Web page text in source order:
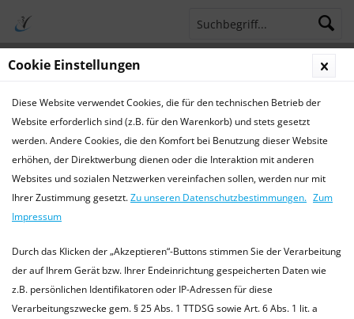
Terminsprechstunde Service Hotline 04421 773770
Krankheiten
Krankheiten bei Kaninchen
Bitte kontaktieren Sie immer einen (fachkundigen) Tierarzt
in Ihrer Nähe....mehr erfahren »
Cookie Einstellungen
Diese Website verwendet Cookies, die für den technischen Betrieb der
Website erforderlich sind (z.B. für den Warenkorb) und stets gesetzt
werden. Andere Cookies, die den Komfort bei Benutzung dieser Website
erhöhen, der Direktwerbung dienen oder die Interaktion mit anderen
Websites und sozialen Netzwerken vereinfachen sollen, werden nur mit
Ihrer Zustimmung gesetzt.Zu unseren Datenschutzbestimmungen. Zum
Impressum
Durch das Klicken der „Akzeptieren“-Buttons stimmen Sie der Verarbeitung
der auf Ihrem Gerät bzw. Ihrer Endeinrichtung gespeicherten Daten wie
z.B. persönlichen Identifikatoren oder IP-Adressen für diese
Verarbeitungszwecke gem. § 25 Abs. 1 TTDSG sowie Art. 6 Abs. 1 lit. a